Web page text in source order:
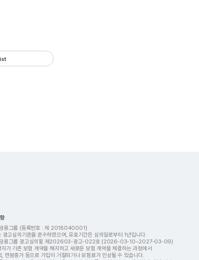
융그룹 (등록번호 : 제 2018​040001)
광고심의기준을 준수하였으며, 유효기간은 심의일로부터 1년입니다.
금융그룹 광고심의필 제202603-광고-022호 (2026-03-10~2027-03-09)
가 기존 보험 계약을 해지하고 새로운 보험 계약을 체결하는 과정에서
연령증가 등으로 가입이 거절되거나 보험료가 인상될 수 있습니다.